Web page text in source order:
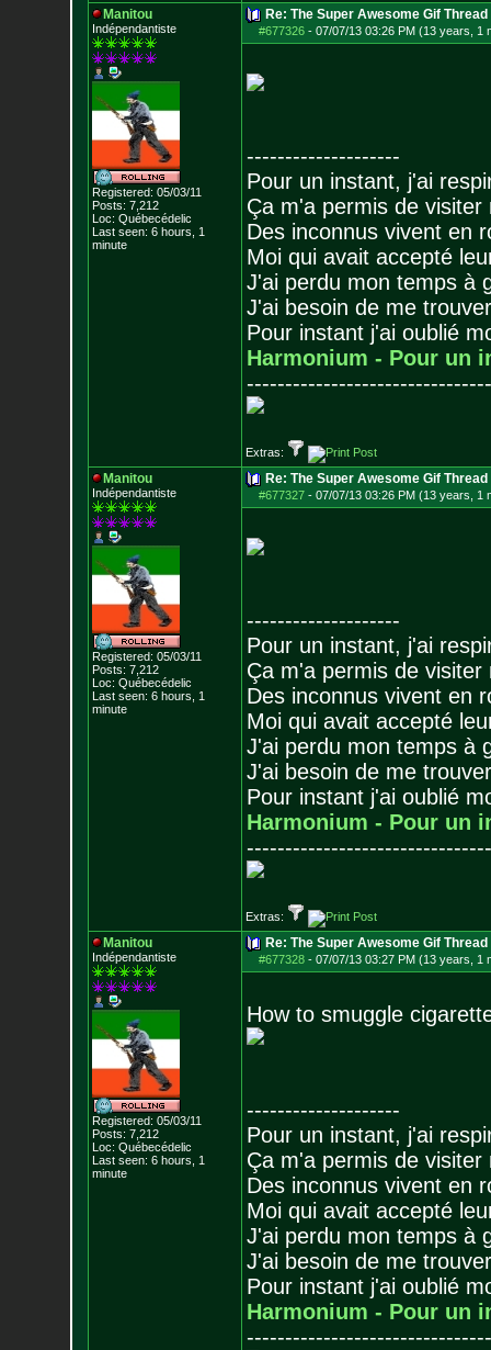
Manitou
Indépendantiste
Registered: 05/03/11
Posts: 7,212
Loc: Québecédelic
Last seen: 6 hours, 1
minute
Re: The Super Awesome Gif Thread
#677326- 07/07/13 03:26 PM (13 years, 1
--------------------
Pour un instant, j'ai
Ça m'a permis de visiter
Des inconnus vivent en
Moi qui avait accepté
J'ai perdu mon temps à
J'ai besoin de me
Pour instant j'ai oublié
Harmonium - Pour un
--------------------------------
Extras:
Manitou
Indépendantiste
Registered: 05/03/11
Posts: 7,212
Loc: Québecédelic
Last seen: 6 hours, 1
minute
Re: The Super Awesome Gif Thread
#677327- 07/07/13 03:26 PM (13 years, 1
--------------------
Pour un instant, j'ai
Ça m'a permis de visiter
Des inconnus vivent en
Moi qui avait accepté
J'ai perdu mon temps à
J'ai besoin de me
Pour instant j'ai oublié
Harmonium - Pour un
--------------------------------
Extras:
Manitou
Indépendantiste
Registered: 05/03/11
Posts: 7,212
Loc: Québecédelic
Last seen: 6 hours, 1
minute
Re: The Super Awesome Gif Thread
#677328- 07/07/13 03:27 PM (13 years, 1
How to smuggle
--------------------
Pour un instant, j'ai
Ça m'a permis de visiter
Des inconnus vivent en
Moi qui avait accepté
J'ai perdu mon temps à
J'ai besoin de me
Pour instant j'ai oublié
Harmonium - Pour un
--------------------------------